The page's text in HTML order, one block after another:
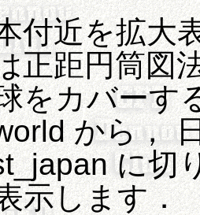
付近を拡大
正距円筒図
をカバーす
から，
に切
示します．